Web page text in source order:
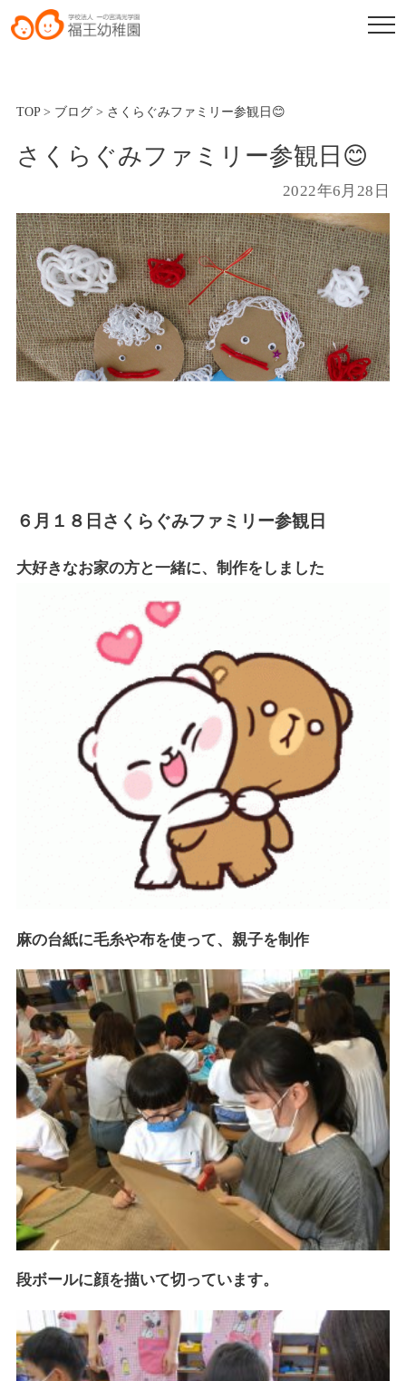
TOP> ブログ> さくらぐみファミリー参観日😊
さくらぐみファミリー参観日😊
2022年6月28日
６月１８日さくらぐみファミリー参観日
大好きなお家の方と一緒に、制作をしました
麻の台紙に毛糸や布を使って、親子を制作
段ボールに顔を描いて切っています。